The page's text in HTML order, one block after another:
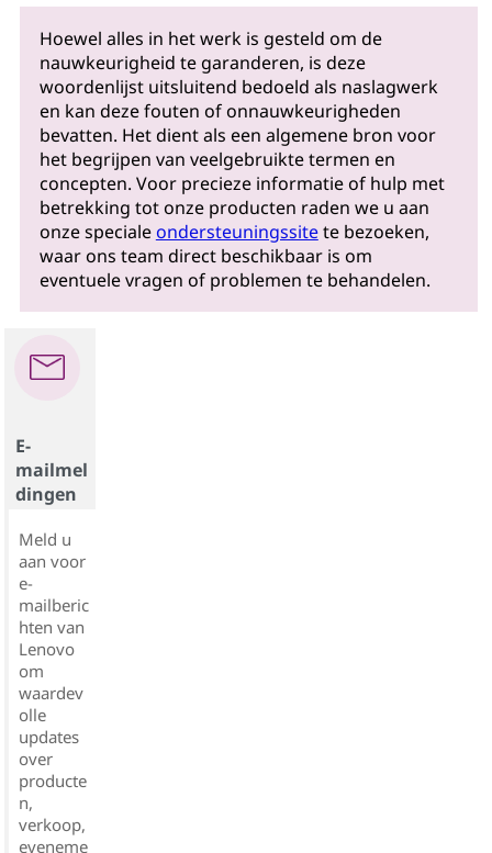
Hoewel alles in het werk is gesteld om de
nauwkeurigheid te garanderen, is deze
woordenlijst uitsluitend bedoeld als naslagwerk
en kan deze fouten of onnauwkeurigheden
bevatten. Het dient als een algemene bron voor
het begrijpen van veelgebruikte termen en
concepten. Voor precieze informatie of hulp met
betrekking tot onze producten raden we u aan
onze specialeondersteuningssitete bezoeken,
waar ons team direct beschikbaar is om
eventuele vragen of problemen te behandelen.
E-
mailmel
dingen
Meld u
aan voor
e-
mailberic
hten van
Lenovo
om
waardev
olle
updates
over
producte
n,
verkoop,
eveneme